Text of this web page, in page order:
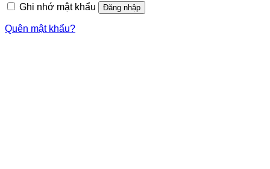
Ghi nhớ mật khẩu
Đăng nhập
Quên mật khẩu?